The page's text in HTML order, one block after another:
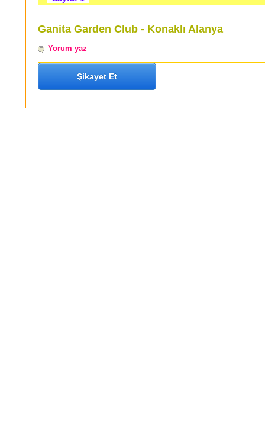
Ganita Garden Club - Konaklı Alanya
Yorum yaz
Şikayet Et